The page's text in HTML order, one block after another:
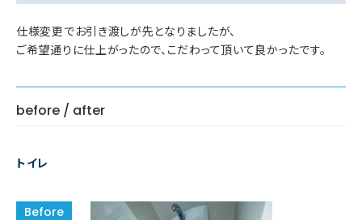
仕様変更でお引き渡しが先となりましたが、
ご希望通りに仕上がったので、こだわって頂いて良かったです。
before / after
トイレ